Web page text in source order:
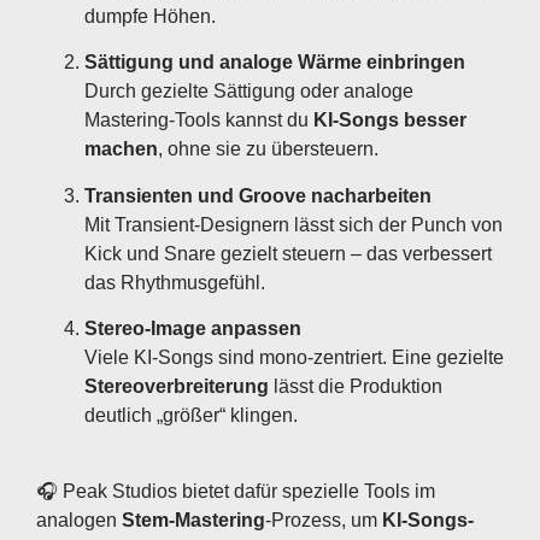
dumpfe Höhen.
Sättigung und analoge Wärme einbringen
Durch gezielte Sättigung oder analoge
Mastering-Tools kannst du KI-Songs besser
machen, ohne sie zu übersteuern.
Transienten und Groove nacharbeiten
Mit Transient-Designern lässt sich der Punch von
Kick und Snare gezielt steuern – das verbessert
das Rhythmusgefühl.
Stereo-Image anpassen
Viele KI-Songs sind mono-zentriert. Eine gezielte
Stereoverbreiterung lässt die Produktion
deutlich „größer“ klingen.
🎧 Peak Studios bietet dafür spezielle Tools im
analogen Stem-Mastering-Prozess, um KI-Songs-